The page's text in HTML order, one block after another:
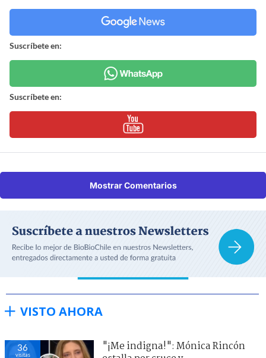
Suscríbete en:
Suscríbete en:
Mostrar Comentarios
VISTO AHORA
36
visitas
"¡Me indigna!": Mónica Rincón